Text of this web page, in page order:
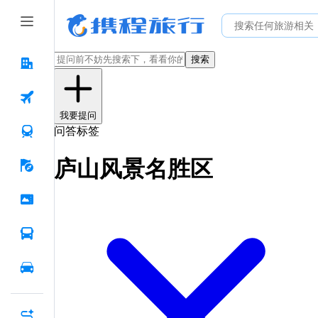
搜索
我要提问
问答标签
庐山风景名胜区